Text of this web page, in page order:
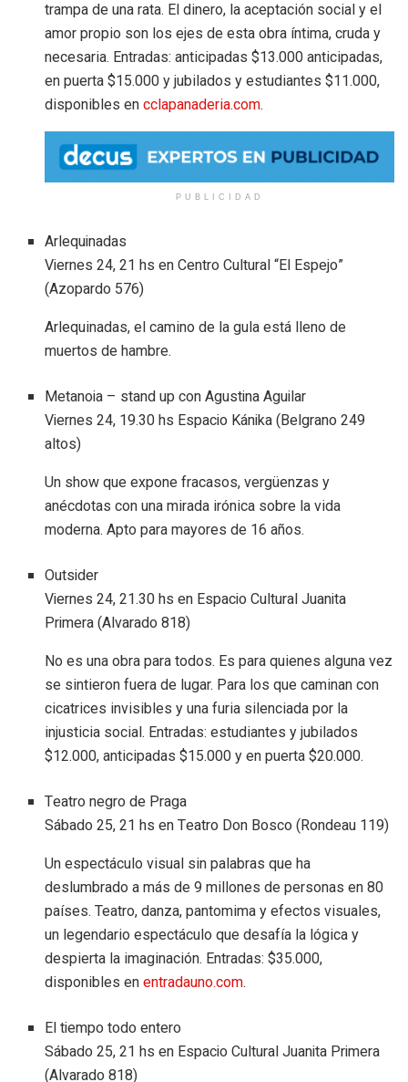
trampa de una rata. El dinero, la aceptación social y el
amor propio son los ejes de esta obra íntima, cruda y
necesaria. Entradas: anticipadas $13.000 anticipadas,
en puerta $15.000 y jubilados y estudiantes $11.000,
disponibles en cclapanaderia.com.
PUBLICIDAD
Arlequinadas
Viernes 24, 21 hs en Centro Cultural “El Espejo”
(Azopardo 576)
Arlequinadas, el camino de la gula está lleno de
muertos de hambre.
Metanoia – stand up con Agustina Aguilar
Viernes 24, 19.30 hs Espacio Kánika (Belgrano 249
altos)
Un show que expone fracasos, vergüenzas y
anécdotas con una mirada irónica sobre la vida
moderna. Apto para mayores de 16 años.
Outsider
Viernes 24, 21.30 hs en Espacio Cultural Juanita
Primera (Alvarado 818)
No es una obra para todos. Es para quienes alguna vez
se sintieron fuera de lugar. Para los que caminan con
cicatrices invisibles y una furia silenciada por la
injusticia social. Entradas: estudiantes y jubilados
$12.000, anticipadas $15.000 y en puerta $20.000.
Teatro negro de Praga
Sábado 25, 21 hs en Teatro Don Bosco (Rondeau 119)
Un espectáculo visual sin palabras que ha
deslumbrado a más de 9 millones de personas en 80
países. Teatro, danza, pantomima y efectos visuales,
un legendario espectáculo que desafía la lógica y
despierta la imaginación. Entradas: $35.000,
disponibles enentradauno.com.
El tiempo todo entero
Sábado 25, 21 hs en Espacio Cultural Juanita Primera
(Alvarado 818)